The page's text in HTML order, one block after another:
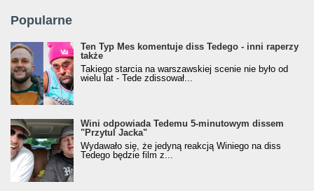
Popularne
Ten Typ Mes komentuje diss Tedego - inni raperzy
także
Takiego starcia na warszawskiej scenie nie było od
wielu lat - Tede zdissował...
Wini odpowiada Tedemu 5-minutowym dissem
"Przytul Jacka"
Wydawało się, że jedyną reakcją Winiego na diss
Tedego będzie film z...